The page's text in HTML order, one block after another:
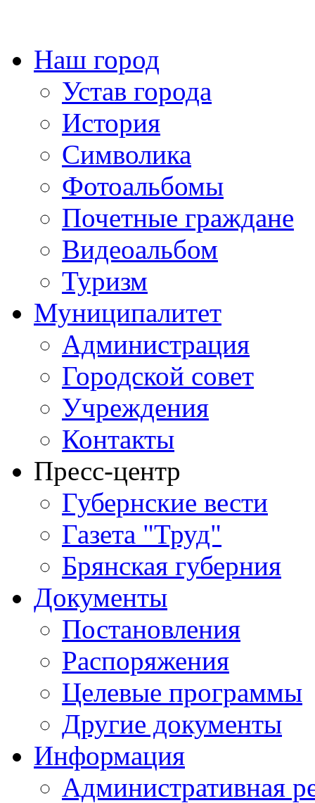
Наш город
Устав города
История
Символика
Фотоальбомы
Почетные граждане
Видеоальбом
Туризм
Муниципалитет
Администрация
Городской совет
Учреждения
Контакты
Пресс-центр
Губернские вести
Газета "Труд"
Брянская губерния
Документы
Постановления
Распоряжения
Целевые программы
Другие документы
Информация
Административная